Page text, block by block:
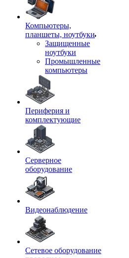
Компьютеры,
планшеты, ноутбуки
Защищенные
ноутбуки
Промышленные
компьютеры
Периферия и
комплектующие
Серверное
оборудование
Видеонаблюдение
Сетевое оборудование